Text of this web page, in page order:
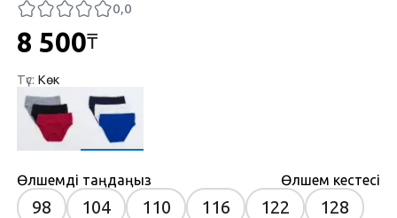
0,0
8 500₸
Түс: Көк
Өлшемді таңдаңыз Өлшем кестесі
98 104 110 116 122
128